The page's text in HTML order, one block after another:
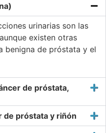
urinarias son las
existen otras
benigna de próstata y el
de próstata,
de próstata y riñón